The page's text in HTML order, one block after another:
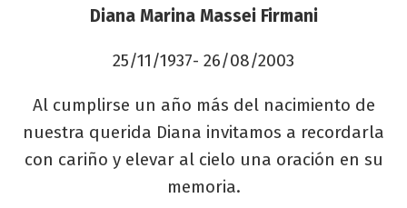
Diana Marina Massei Firmani
25/11/1937- 26/08/2003
Al cumplirse un año más del nacimiento de
nuestra querida Diana invitamos a recordarla
con cariño y elevar al cielo una oración en su
memoria.